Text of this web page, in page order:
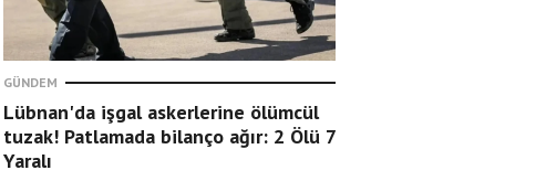
GÜNDEM
Lübnan'da işgal askerlerine ölümcül
tuzak! Patlamada bilanço ağır: 2 Ölü 7
Yaralı